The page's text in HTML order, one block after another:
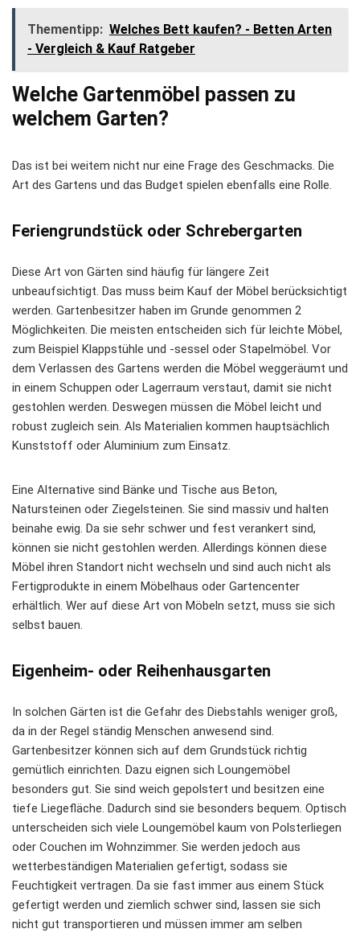
Thementipp: Welches Bett kaufen? - Betten Arten
- Vergleich & Kauf Ratgeber
Welche Gartenmöbel passen zu
welchem Garten?
Das ist bei weitem nicht nur eine Frage des Geschmacks. Die
Art des Gartens und das Budget spielen ebenfalls eine Rolle.
Feriengrundstück oder Schrebergarten
Diese Art von Gärten sind häufig für längere Zeit
unbeaufsichtigt. Das muss beim Kauf der Möbel berücksichtigt
werden. Gartenbesitzer haben im Grunde genommen 2
Möglichkeiten. Die meisten entscheiden sich für leichte Möbel,
zum Beispiel Klappstühle und -sessel oder Stapelmöbel. Vor
dem Verlassen des Gartens werden die Möbel weggeräumt und
in einem Schuppen oder Lagerraum verstaut, damit sie nicht
gestohlen werden. Deswegen müssen die Möbel leicht und
robust zugleich sein. Als Materialien kommen hauptsächlich
Kunststoff oder Aluminium zum Einsatz.
Eine Alternative sind Bänke und Tische aus Beton,
Natursteinen oder Ziegelsteinen. Sie sind massiv und halten
beinahe ewig. Da sie sehr schwer und fest verankert sind,
können sie nicht gestohlen werden. Allerdings können diese
Möbel ihren Standort nicht wechseln und sind auch nicht als
Fertigprodukte in einem Möbelhaus oder Gartencenter
erhältlich. Wer auf diese Art von Möbeln setzt, muss sie sich
selbst bauen.
Eigenheim- oder Reihenhausgarten
In solchen Gärten ist die Gefahr des Diebstahls weniger groß,
da in der Regel ständig Menschen anwesend sind.
Gartenbesitzer können sich auf dem Grundstück richtig
gemütlich einrichten. Dazu eignen sich Loungemöbel
besonders gut. Sie sind weich gepolstert und besitzen eine
tiefe Liegefläche. Dadurch sind sie besonders bequem. Optisch
unterscheiden sich viele Loungemöbel kaum von Polsterliegen
oder Couchen im Wohnzimmer. Sie werden jedoch aus
wetterbeständigen Materialien gefertigt, sodass sie
Feuchtigkeit vertragen. Da sie fast immer aus einem Stück
gefertigt werden und ziemlich schwer sind, lassen sie sich
nicht gut transportieren und müssen immer am selben